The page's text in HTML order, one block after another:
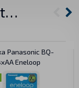
Panasonic BQ-
Eneloop